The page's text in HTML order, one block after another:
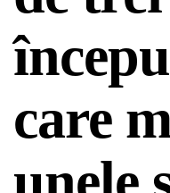
care